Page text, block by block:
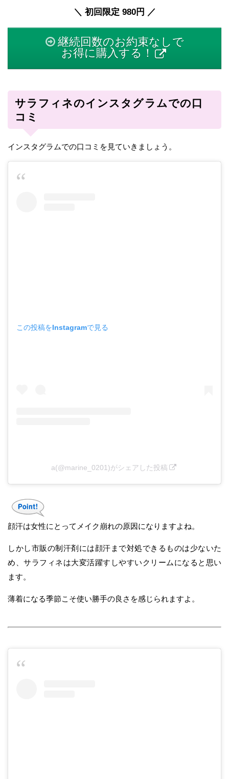
＼ 初回限定 980円 ／
継続回数のお約束なしで
お得に購入する！
サラフィネのインスタグラムでの口
コミ
インスタグラムでの口コミを見ていきましょう。
この投稿をInstagramで見る
a(@marine_0201)がシェアした投稿
顔汗は女性にとってメイク崩れの原因になりますよね。
しかし市販の制汗剤には顔汗まで対処できるものは少ないた
め、サラフィネは大変活躍すしやすいクリームになると思い
ます。
薄着になる季節こそ使い勝手の良さを感じられますよ。